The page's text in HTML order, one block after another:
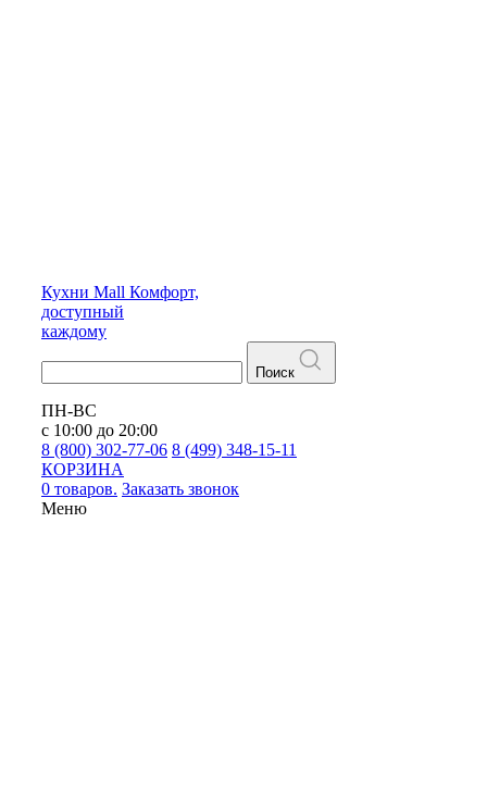
Кухни Mall Комфорт,
доступный
каждому
Поиск
ПН-ВС
с 10:00 до 20:00
8 (800) 302-77-06 8 (499) 348-15-11
КОРЗИНА
0 товаров. Заказать звонок
Меню